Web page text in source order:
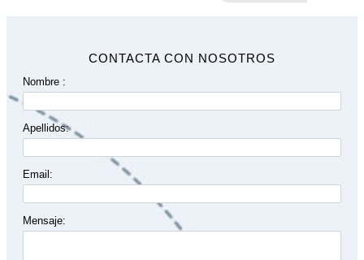
CONTACTA CON NOSOTROS
Nombre :
Apellidos:
Email:
Mensaje: